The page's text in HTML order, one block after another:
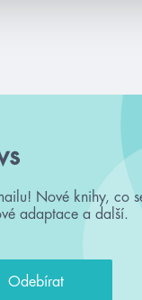
Nové knihy, co
adaptace a další.